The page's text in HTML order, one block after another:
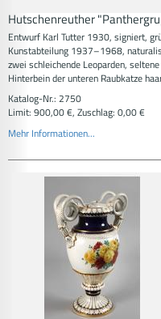
Hutschenreuther
Entwurf Karl Tutter 1930, signiert,
Kunstabteilung 1937–1968,
zwei schleichende Leoparden,
Hinterbein der unteren Raubkatze
Katalog-Nr.: 2750
Limit: 900,00 €, Zuschlag: 0,00 €
Mehr Informationen...